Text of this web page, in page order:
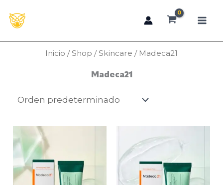
Inicio /Shop /Skincare / Madeca21
Madeca21